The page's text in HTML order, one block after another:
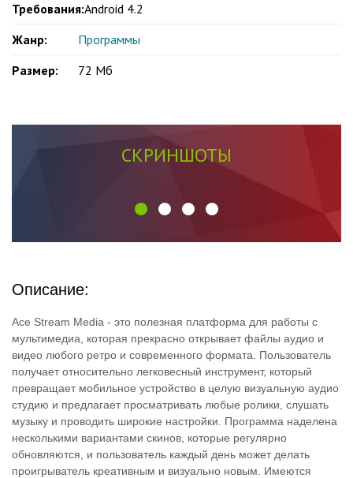
Требования:Android 4.2
Жанр:
Программы
Размер:
72 Мб
СКРИНШОТЫ
Описание:
Ace Stream Media - это полезная платформа для работы с
мультимедиа, которая прекрасно открывает файлы аудио и
видео любого ретро и современного формата. Пользователь
получает относительно легковесный инструмент, который
превращает мобильное устройство в целую визуальную аудио
студию и предлагает просматривать любые ролики, слушать
музыку и проводить широкие настройки. Программа наделена
несколькими вариантами скинов, которые регулярно
обновляются, и пользователь каждый день может делать
проигрыватель креативным и визуально новым. Имеются